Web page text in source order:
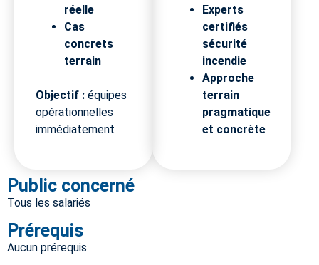
réelle
Cas
concrets
terrain
Objectif : équipes
opérationnelles
immédiatement
Experts
certifiés
sécurité
incendie
Approche
terrain
pragmatique
et concrète
Public concerné
Tous les salariés
Prérequis
Aucun prérequis